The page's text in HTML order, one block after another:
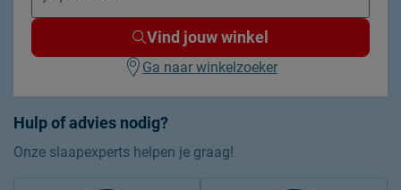
Hulp of advies nodig?
Onze slaapexperts helpen je graag!
Vind jouw winkel
Ga naar winkelzoeker